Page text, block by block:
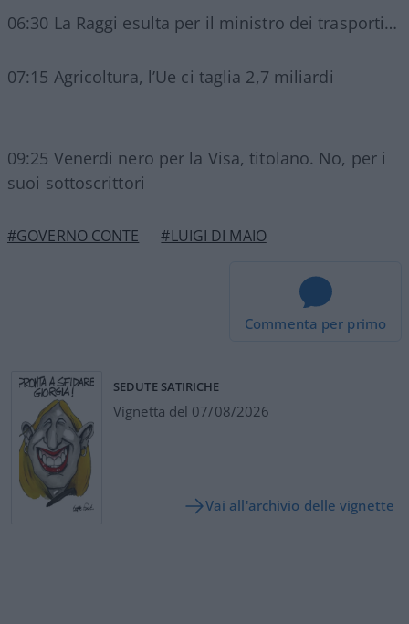
06:30 La Raggi esulta per il ministro dei trasporti…
07:15 Agricoltura, l’Ue ci taglia 2,7 miliardi
09:25 Venerdi nero per la Visa, titolano. No, per i
suoi sottoscrittori
#GOVERNO CONTE #LUIGI DI MAIO
Commenta per primo
SEDUTE SATIRICHE
Vignetta del 07/08/2026
Vai all'archivio delle vignette